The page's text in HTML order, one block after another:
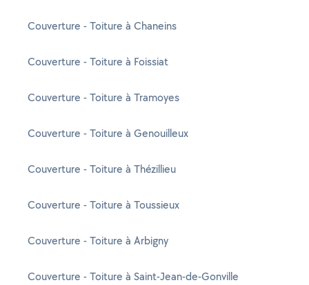
Couverture - Toiture à Chaneins
Couverture - Toiture à Foissiat
Couverture - Toiture à Tramoyes
Couverture - Toiture à Genouilleux
Couverture - Toiture à Thézillieu
Couverture - Toiture à Toussieux
Couverture - Toiture à Arbigny
Couverture - Toiture à Saint-Jean-de-Gonville